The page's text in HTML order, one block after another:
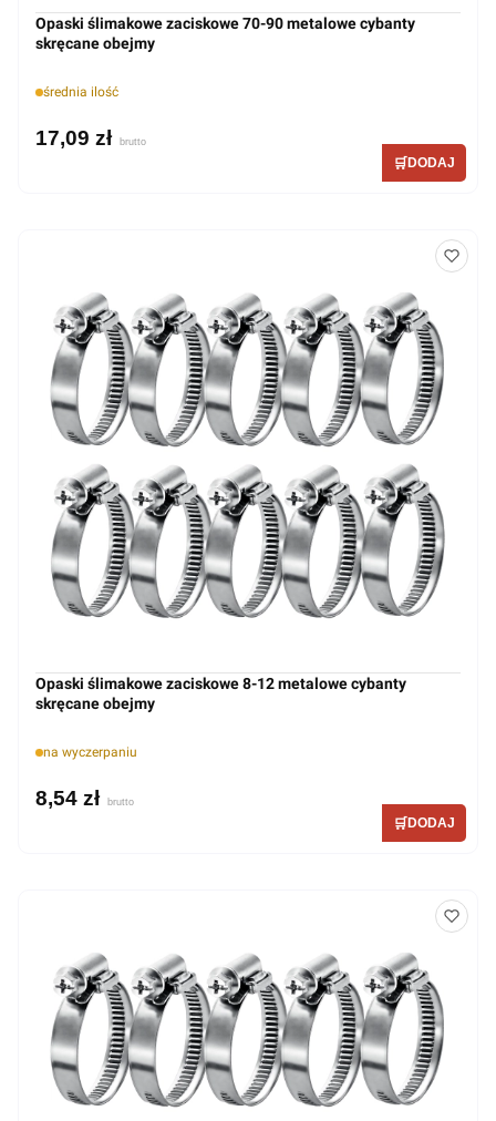
Opaski ślimakowe zaciskowe 70-90 metalowe cybanty
skręcane obejmy
średnia ilość
17,09 zł
Opaski ślimakowe zaciskowe 8-12 metalowe cybanty
skręcane obejmy
na wyczerpaniu
8,54 zł